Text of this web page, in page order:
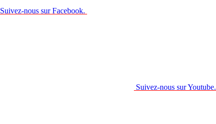
Suivez-nous sur Facebook.
Suivez-nous sur Youtube.